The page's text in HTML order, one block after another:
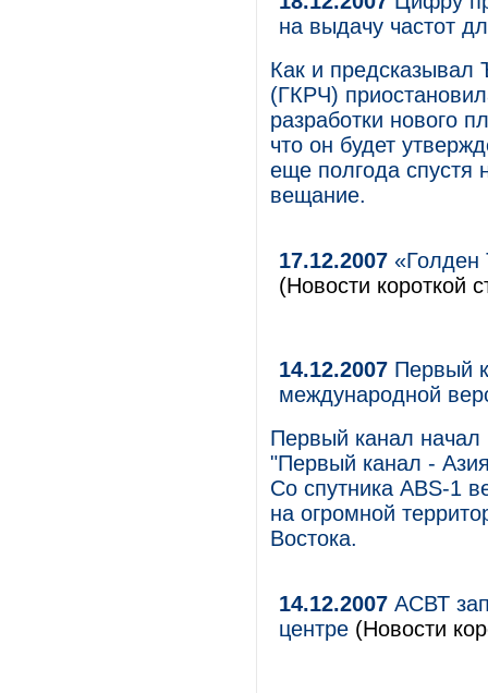
на выдачу частот
Как и предсказывал
(ГКРЧ)
разработки нового
что он будет
еще полгода спустя
вещание.
17.12.2007 «Голден
(Новости короткой
14.12.2007 Первый
международной
Первый канал
"Первый канал -
Со спутника ABS-1
на огромной
Востока.
14.12.2007 АСВТ
центре (Новости